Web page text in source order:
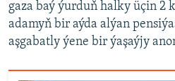
gaza baý ýurduň halky üçin 2
adamyň bir aýda alýan
aşgabatly ýene bir ýaşaýjy